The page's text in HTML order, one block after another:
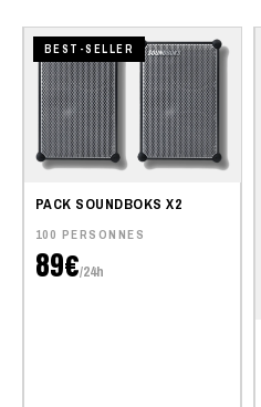
BEST-SELLER
PACK SOUNDBOKS X2
100 PERSONNES
89€/24h